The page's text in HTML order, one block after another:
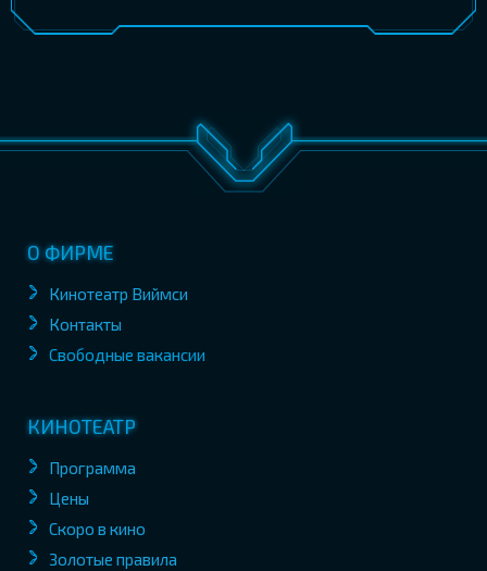
О ФИРМЕ
Кинотеатр Виймси
Контакты
Свободные вакансии
КИНОТЕАТР
Программа
Цены
Скоро в кино
Золотые правила